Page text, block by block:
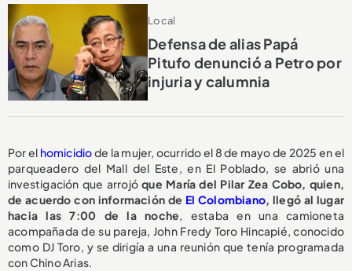
Local
Defensa de alias Papá
Pitufo denunció a Petro por
injuria y calumnia
Por el homicidiode la mujer, ocurrido el 8 de mayo de 2025 en el
parqueadero del Mall del Este, en El Poblado, se abrió una
investigación que arrojóque María del Pilar Zea Cobo, quien,
de acuerdo con información de El Colombiano, llegó al lugar
hacia las 7:00 de la noche, estaba en una camioneta
acompañada de su pareja, John Fredy Toro Hincapié, conocido
como DJ Toro, y se dirigía a una reunión que tenía programada
con Chino Arias.